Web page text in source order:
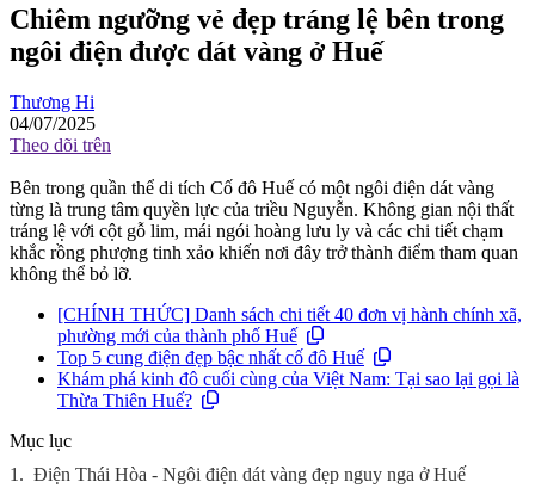
Chiêm ngưỡng vẻ đẹp tráng lệ bên trong
ngôi điện được dát vàng ở Huế
Thương Hi
04/07/2025
Theo dõi trên
Bên trong quần thể di tích Cố đô Huế có một ngôi điện dát vàng
từng là trung tâm quyền lực của triều Nguyễn. Không gian nội thất
tráng lệ với cột gỗ lim, mái ngói hoàng lưu ly và các chi tiết chạm
khắc rồng phượng tinh xảo khiến nơi đây trở thành điểm tham quan
không thể bỏ lỡ.
[CHÍNH THỨC] Danh sách chi tiết 40 đơn vị hành chính xã,
phường mới của thành phố Huế
Top 5 cung điện đẹp bậc nhất cố đô Huế
Khám phá kinh đô cuối cùng của Việt Nam: Tại sao lại gọi là
Thừa Thiên Huế?
Mục lục
1. Điện Thái Hòa - Ngôi điện dát vàng đẹp nguy nga ở Huế